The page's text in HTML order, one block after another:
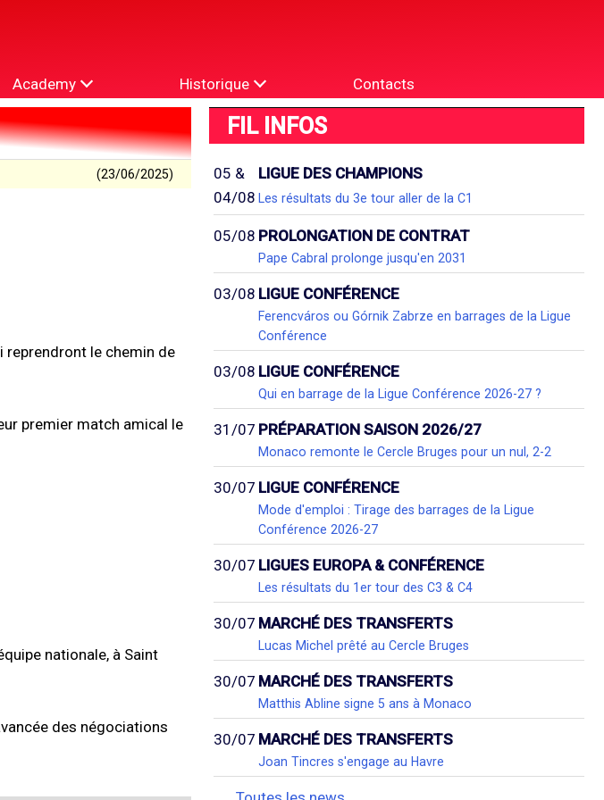
Academy Historique Contacts
(23/06/2025)
reprendront le chemin de
premier match amical le
nationale, à Saint
des négociations
FIL INFOS
05 &
04/08
LIGUE DES CHAMPIONS
Les résultats du 3e tour aller de la C1
05/08 PROLONGATION DE CONTRAT
Pape Cabral prolonge jusqu'en 2031
03/08 LIGUE CONFÉRENCE
Ferencváros ou Górnik Zabrze en barrages de la Ligue
Conférence
03/08 LIGUE CONFÉRENCE
Qui en barrage de la Ligue Conférence 2026-27 ?
31/07 PRÉPARATION SAISON 2026/27
Monaco remonte le Cercle Bruges pour un nul, 2-2
30/07 LIGUE CONFÉRENCE
Mode d'emploi : Tirage des barrages de la Ligue
Conférence 2026-27
30/07 LIGUES EUROPA & CONFÉRENCE
Les résultats du 1er tour des C3 & C4
30/07 MARCHÉ DES TRANSFERTS
Lucas Michel prêté au Cercle Bruges
30/07 MARCHÉ DES TRANSFERTS
Matthis Abline signe 5 ans à Monaco
30/07 MARCHÉ DES TRANSFERTS
Joan Tincres s'engage au Havre